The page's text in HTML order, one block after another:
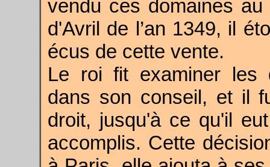
vendu ces domaines
d'Avril de l’an 1349, il
écus de cette vente.
Le roi fit examiner les
dans son conseil, et il
droit, jusqu'à ce qu'il
accomplis. Cette